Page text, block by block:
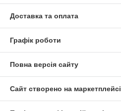
Доставка та оплата
Графік роботи
Повна версія сайту
Сайт створено на маркетплейсі